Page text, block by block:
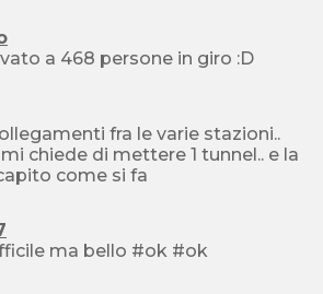
sono arrivato a 468 persone in giro :D
fra le varie stazioni..
chiede di mettere 1 tunnel.. e la
come si fa
molto difficile ma bello #ok #ok